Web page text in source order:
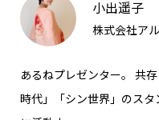
小出遥子
株式会社ア
あるねプレゼンター。 共
時代」「シン世界」のス